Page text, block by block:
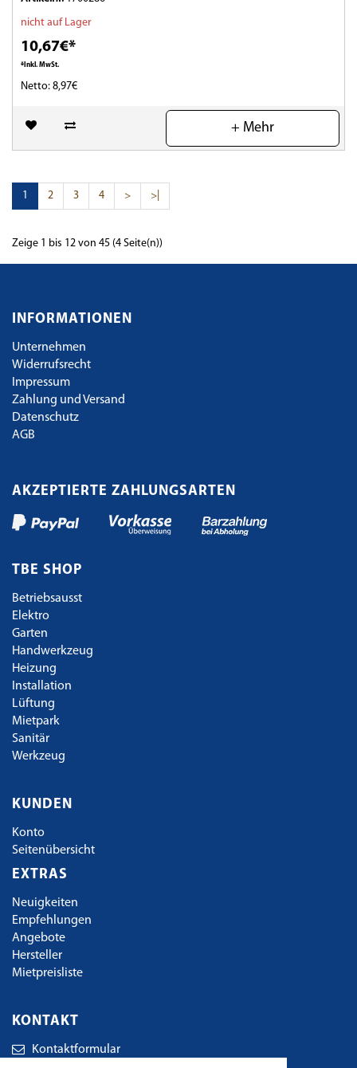
nicht auf Lager
10,67€*
*Inkl. MwSt.
Netto: 8,97€
(0)
+ Mehr
1 2 3 4 > >|
Zeige 1 bis 12 von 45 (4 Seite(n))
INFORMATIONEN
Unternehmen
Widerrufsrecht
Impressum
Zahlung und Versand
Datenschutz
AGB
AKZEPTIERTE ZAHLUNGSARTEN
TBE SHOP
Betriebsausst
Elektro
Garten
Handwerkzeug
Heizung
Installation
Lüftung
Mietpark
Sanitär
Werkzeug
KUNDEN
Konto
Seitenübersicht
EXTRAS
Neuigkeiten
Empfehlungen
Angebote
Hersteller
Mietpreisliste
KONTAKT
Kontaktformular